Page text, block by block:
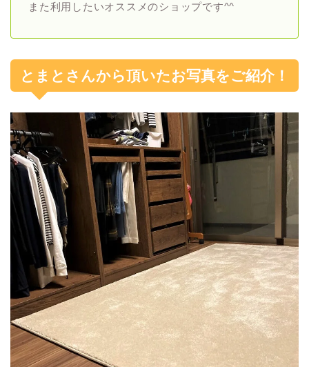
また利用したいオススメのショップです^^
とまとさんから頂いたお写真をご紹介！